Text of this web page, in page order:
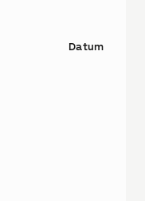
Datum